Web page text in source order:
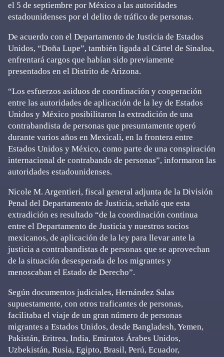
el 5 de septiembre por México a las autoridades
estadounidenses por el delito de tráfico de personas.
De acuerdo con el Departamento de Justicia de Estados
Unidos, “Doña Lupe”, también ligada al Cártel de Sinaloa,
enfrentará cargos que habían sido previamente
presentados en el Distrito de Arizona.
“Los esfuerzos asiduos de coordinación y cooperación
entre las autoridades de aplicación de la ley de Estados
Unidos y México posibilitaron la extradición de una
contrabandista de personas que presuntamente operó
durante varios años en Mexicali, en la frontera entre
Estados Unidos y México, como parte de una conspiración
internacional de contrabando de personas”, informaron las
autoridades estadounidenses.
Nicole M. Argentieri, fiscal general adjunta de la División
Penal del Departamento de Justicia, señaló que esta
extradición es resultado “de la coordinación continua
entre el Departamento de Justicia y nuestros socios
mexicanos, de aplicación de la ley para llevar ante la
justicia a contrabandistas de personas que se aprovechan
de la situación desesperada de los migrantes y
menoscaban el Estado de Derecho”.
Según documentos judiciales, Hernández Salas
supuestamente, con otros traficantes de personas,
facilitaba el viaje de un gran número de personas
migrantes a Estados Unidos, desde Bangladesh, Yemen,
Pakistán, Eritrea, India, Emiratos Árabes Unidos,
Uzbekistán, Rusia, Egipto, Brasil, Perú, Ecuador,